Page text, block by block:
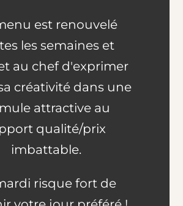
est renouvelé
les semaines et
au chef d'exprimer
créativité dans une
attractive au
qualité/prix
imbattable.
risque fort de